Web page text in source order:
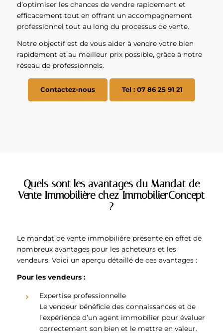
d’optimiser les chances de vendre rapidement et
efficacement tout en offrant un accompagnement
professionnel tout au long du processus de vente.
Notre objectif est de vous aider à vendre votre bien
rapidement et au meilleur prix possible, grâce à notre
réseau de professionnels.
Contactez-nous Tel : 07 86 25 91 21
Quels sont les avantages du Mandat de
Vente Immobilière chez ImmobilierConcept
?
Le mandat de vente immobilière présente en effet de
nombreux avantages pour les acheteurs et les
vendeurs. Voici un aperçu détaillé de ces avantages :
Pour les vendeurs :
Expertise professionnelle
Le vendeur bénéficie des connaissances et de
l’expérience d’un agent immobilier pour évaluer
correctement son bien et le mettre en valeur.